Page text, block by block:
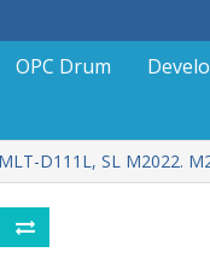
OPC Drum
D111L, SL M2022.